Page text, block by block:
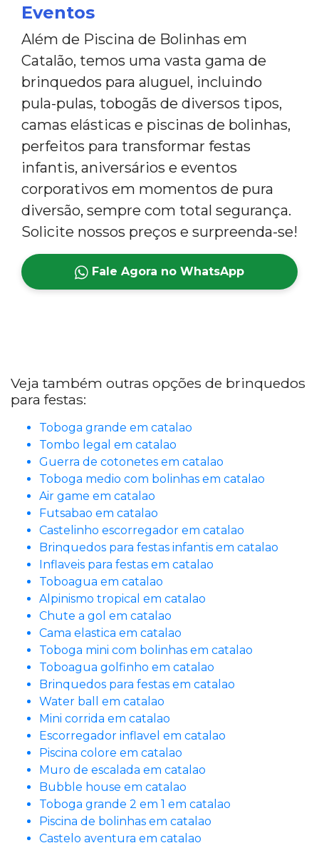
Eventos
Além de Piscina de Bolinhas em
Catalão, temos uma vasta gama de
brinquedos para aluguel, incluindo
pula-pulas, tobogãs de diversos tipos,
camas elásticas e piscinas de bolinhas,
perfeitos para transformar festas
infantis, aniversários e eventos
corporativos em momentos de pura
diversão, sempre com total segurança.
Solicite nossos preços e surpreenda-se!
Fale Agora no WhatsApp
Veja também outras opções de brinquedos
para festas:
Toboga grande em catalao
Tombo legal em catalao
Guerra de cotonetes em catalao
Toboga medio com bolinhas em catalao
Air game em catalao
Futsabao em catalao
Castelinho escorregador em catalao
Brinquedos para festas infantis em catalao
Inflaveis para festas em catalao
Toboagua em catalao
Alpinismo tropical em catalao
Chute a gol em catalao
Cama elastica em catalao
Toboga mini com bolinhas em catalao
Toboagua golfinho em catalao
Brinquedos para festas em catalao
Water ball em catalao
Mini corrida em catalao
Escorregador inflavel em catalao
Piscina colore em catalao
Muro de escalada em catalao
Bubble house em catalao
Toboga grande 2 em 1 em catalao
Piscina de bolinhas em catalao
Castelo aventura em catalao